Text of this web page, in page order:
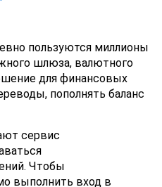
пользуются миллионы
шлюза, валютного
для финансовых
пополнять баланс
сервис
Чтобы
выполнить вход в